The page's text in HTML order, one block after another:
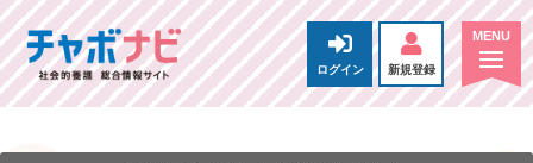
ログイン 新規登録